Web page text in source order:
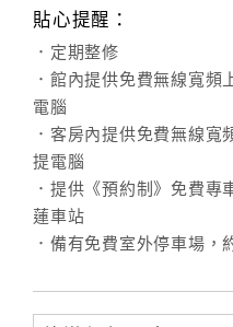
品
貼心提醒：
．定期整修
．館內提供免費無線寬頻
電腦
．客房內提供免費無線寬
提電腦
．提供《預約制》免費專
蓮車站
．備有免費室外停車場，